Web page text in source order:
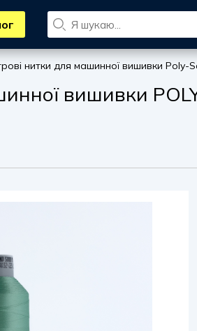
нитки для машинної вишивки Poly-
вишивки